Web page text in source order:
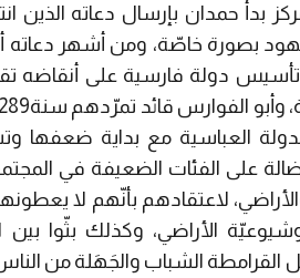
بدأ حمدان بإرسال دعاته
بصورة خاصّة، ومن أشهر
وتأسيس دولة فارسية على
العباسية مع بداية ضعفها
على الفئات الضعيفة في
لاعتقادهم بأنّهم لا
الأراضي، وكذلك بثّوا
القرامطة الشباب والجَهَلة من